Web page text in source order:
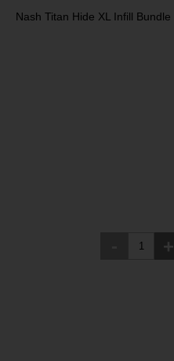
Nash Titan Hide XL Infill Bundle
+